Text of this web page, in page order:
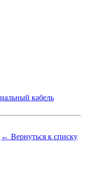
кабель
← Вернуться к списку